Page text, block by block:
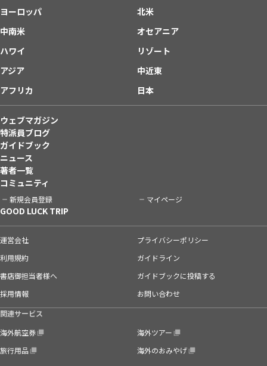
ヨーロッパ
北米
中南米
オセアニア
ハワイ
リゾート
アジア
中近東
アフリカ
日本
ウェブマガジン
特派員ブログ
ガイドブック
ニュース
著者一覧
コミュニティ
新規会員登録 マイページ
GOOD LUCK TRIP
運営会社
プライバシーポリシー
利用規約
ガイドライン
書店御担当者様へ
ガイドブックに投稿する
採用情報
お問い合わせ
関連サービス
海外航空券
海外ツアー
旅行用品
海外のおみやげ